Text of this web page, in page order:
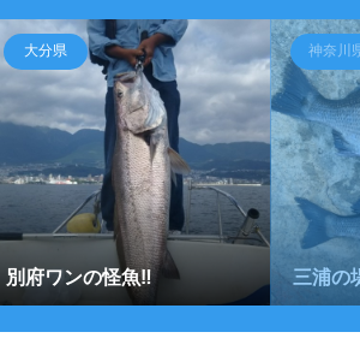
大分県
別府ワンの怪魚‼️
神奈川
三浦の